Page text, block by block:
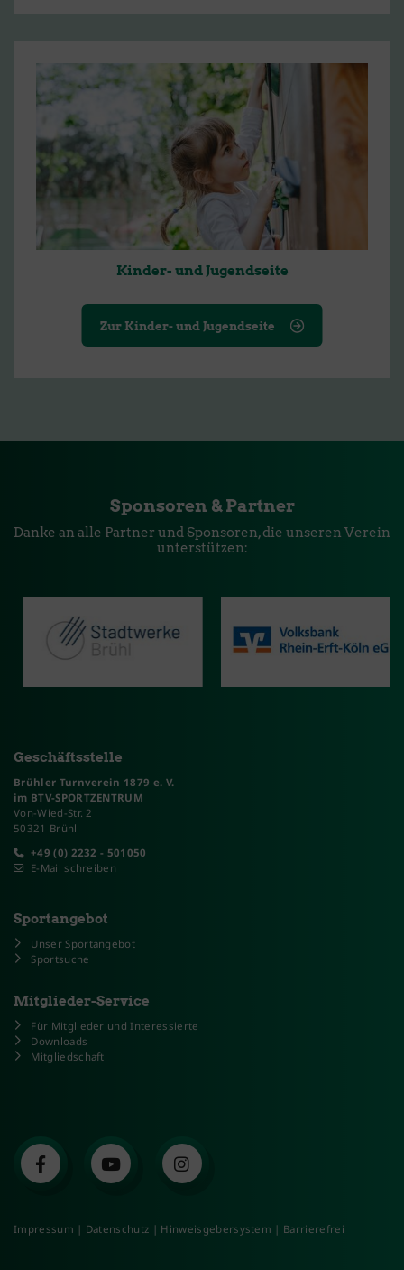
Kinder- und Jugendseite
Zur Kinder- und Jugendseite
Sponsoren & Partner
Danke an alle Partner und Sponsoren, die unseren Verein
unterstützen:
Geschäftsstelle
Brühler Turnverein 1879 e. V.
im BTV-SPORTZENTRUM
Von-Wied-Str. 2
50321 Brühl
+49 (0) 2232 - 501050
E-Mail schreiben
Sportangebot
Unser Sportangebot
Sportsuche
Mitglieder-Service
Für Mitglieder und Interessierte
Downloads
Mitgliedschaft
Impressum | Datenschutz | Hinweisgebersystem | Barrierefrei